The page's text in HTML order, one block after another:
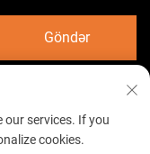
Göndər
our services. If you
cookies.